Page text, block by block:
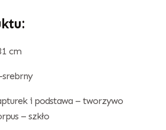
cm
srebrny
i podstawa – tworzywo
– szkło